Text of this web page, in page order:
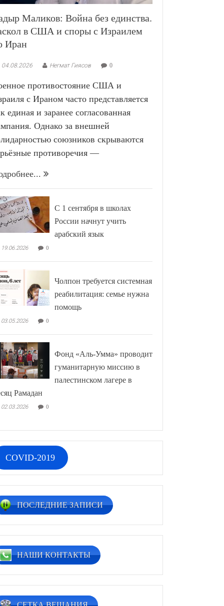
Маликов: Война без единства.
в США и споры с Израилем
Иран
04.08.2026 Негмат Гиясов 0
противостояние США и
с Ираном часто представляется
единая и заранее согласованная
Однако за внешней
союзников скрываются
противоречия —
С 1 сентября в школах
России начнут учить
арабский язык
19.06.2026 0
Чолпон требуется системная
реабилитация: семье нужна
помощь
03.05.2026 0
Фонд «Аль-Умма» проводит
гуманитарную миссию в
палестинском лагере в
Рамадан
02.03.2026 0
COVID-2019
ПОСЛЕДНИЕ ЗАПИСИ
НАШИ КОНТАКТЫ